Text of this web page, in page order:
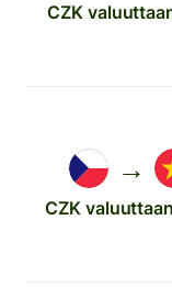
CZK
→
CZK